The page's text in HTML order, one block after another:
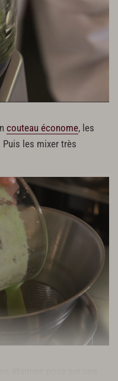
couteau économe, les
les mixer très